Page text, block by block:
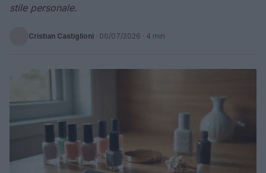
stile personale.
Cristian Castiglioni · 06/07/2026 · 4 min